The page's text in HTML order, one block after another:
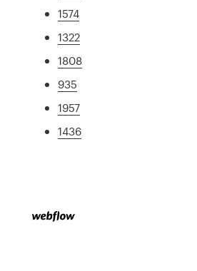
1574
1322
1808
935
1957
1436